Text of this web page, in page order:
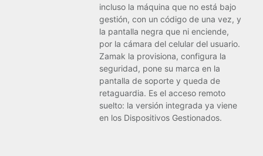
incluso la máquina que no está bajo
gestión, con un código de una vez, y
la pantalla negra que ni enciende,
por la cámara del celular del usuario.
Zamak la provisiona, configura la
seguridad, pone su marca en la
pantalla de soporte y queda de
retaguardia. Es el acceso remoto
suelto: la versión integrada ya viene
en los Dispositivos Gestionados.